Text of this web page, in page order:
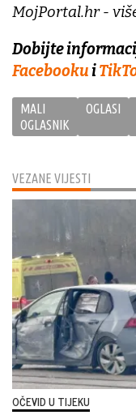
VEZANE VIJESTI
OČEVID U TIJEKU
MojPortal.hr -
Dobijte
Facebookui
MALI
OGLASNIK
OGLASI